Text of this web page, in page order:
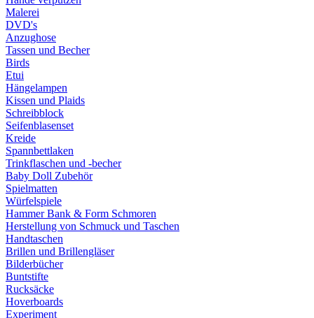
Malerei
DVD's
Anzughose
Tassen und Becher
Birds
Etui
Hängelampen
Kissen und Plaids
Schreibblock
Seifenblasenset
Kreide
Spannbettlaken
Trinkflaschen und -becher
Baby Doll Zubehör
Spielmatten
Würfelspiele
Hammer Bank & Form Schmoren
Herstellung von Schmuck und Taschen
Handtaschen
Brillen und Brillengläser
Bilderbücher
Buntstifte
Rucksäcke
Hoverboards
Experiment